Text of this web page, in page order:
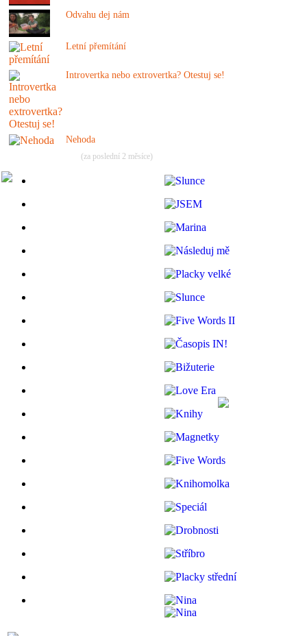
Odvahu dej nám
Letní přemítání
Introvertka nebo extrovertka? Otestuj se!
Nehoda
(za poslední 2 měsíce)